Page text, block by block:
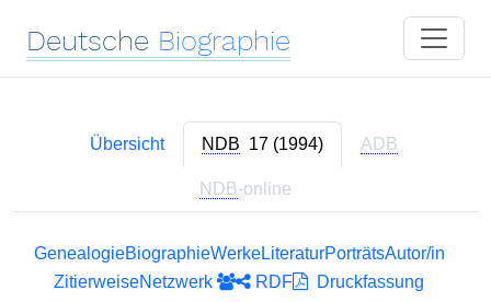
Deutsche Biographie
Übersicht NDB 17 (1994) ADB
NDB-online
GenealogieBiographieWerkeLiteraturPorträtsAutor/in
ZitierweiseNetzwerk RDF
Druckfassung